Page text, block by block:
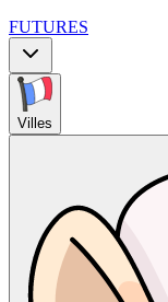
FUTURES
Villes